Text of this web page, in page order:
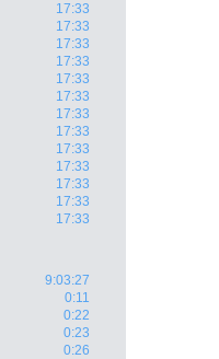
17:33
17:33
17:33
17:33
17:33
17:33
17:33
17:33
17:33
17:33
17:33
17:33
17:33
9:03:27
0:11
0:22
0:23
0:26